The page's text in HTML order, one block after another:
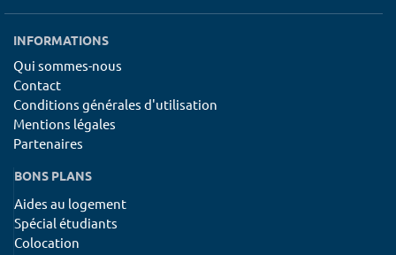
INFORMATIONS
Qui sommes-nous
Contact
Conditions générales d'utilisation
Mentions légales
Partenaires
BONS PLANS
Aides au logement
Spécial étudiants
Colocation